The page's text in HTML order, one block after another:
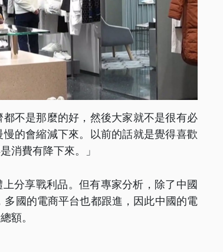
不是那麼的好，然後大家就不是很有必
的會縮減下來。以前的話就是覺得喜歡
消費有降下來。」
分享戰利品。但有專家分析，除了中國
國的電商平台也都跟進，因此中國的電
額。